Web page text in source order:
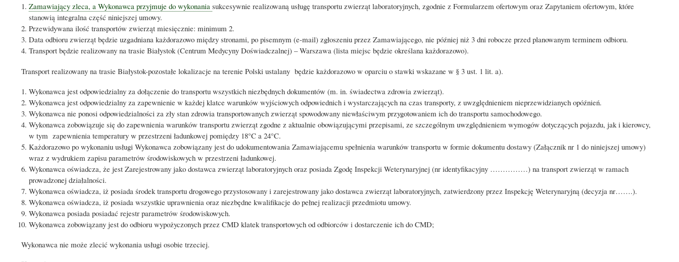
Zamawiający zleca, a Wykonawca przyjmuje do wykonania sukcesywnie realizowaną usługę transportu zwierząt laboratoryjnych, zgodnie z Formularzem ofertowym oraz Zapytaniem ofertowym, które
stanowią integralna część niniejszej umowy.
Przewidywana ilość transportów zwierząt miesięcznie: minimum 2.
Data odbioru zwierząt będzie uzgadniana każdorazowo między stronami, po pisemnym (e-mail) zgłoszeniu przez Zamawiającego, nie później niż 3 dni robocze przed planowanym terminem odbioru.
Transport będzie realizowany na trasie Białystok (Centrum Medycyny Doświadczalnej) – Warszawa (lista miejsc będzie określana każdorazowo).
Transport realizowany na trasie Białystok-pozostałe lokalizacje na terenie Polski ustalany będzie każdorazowo w oparciu o stawki wskazane w § 3 ust. 1 lit. a).
Wykonawca jest odpowiedzialny za dołączenie do transportu wszystkich niezbędnych dokumentów (m. in. świadectwa zdrowia zwierząt).
Wykonawca jest odpowiedzialny za zapewnienie w każdej klatce warunków wyjściowych odpowiednich i wystarczających na czas transporty, z uwzględnieniem nieprzewidzianych opóźnień.
Wykonawca nie ponosi odpowiedzialności za zły stan zdrowia transportowanych zwierząt spowodowany niewłaściwym przygotowaniem ich do transportu samochodowego.
Wykonawca zobowiązuje się do zapewnienia warunków transportu zwierząt zgodne z aktualnie obowiązującymi przepisami, ze szczególnym uwzględnieniem wymogów dotyczących pojazdu, jak i kierowcy,
w tym zapewnienia temperatury w przestrzeni ładunkowej pomiędzy 18°C a 24°C.
Każdorazowo po wykonaniu usługi Wykonawca zobowiązany jest do udokumentowania Zamawiającemu spełnienia warunków transportu w formie dokumentu dostawy (Załącznik nr 1 do niniejszej umowy)
wraz z wydrukiem zapisu parametrów środowiskowych w przestrzeni ładunkowej.
Wykonawca oświadcza, że jest Zarejestrowany jako dostawca zwierząt laboratoryjnych oraz posiada Zgodę Inspekcji Weterynaryjnej (nr identyfikacyjny ……………) na transport zwierząt w ramach
prowadzonej działalności.
Wykonawca oświadcza, iż posiada środek transportu drogowego przystosowany i zarejestrowany jako dostawca zwierząt laboratoryjnych, zatwierdzony przez Inspekcję Weterynaryjną (decyzja nr…….).
Wykonawca oświadcza, iż posiada wszystkie uprawnienia oraz niezbędne kwalifikacje do pełnej realizacji przedmiotu umowy.
Wykonawca posiada posiadać rejestr parametrów środowiskowych.
Wykonawca zobowiązany jest do odbioru wypożyczonych przez CMD klatek transportowych od odbiorców i dostarczenie ich do CMD;
Wykonawca nie może zlecić wykonania usługi osobie trzeciej.